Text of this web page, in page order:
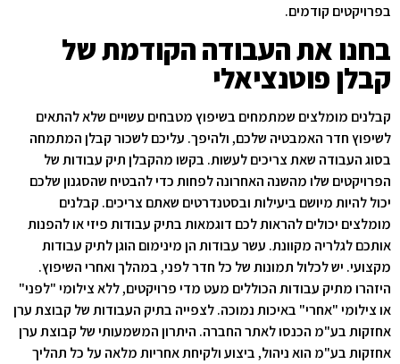
בפרויקטים קודמים.
בחנו את העבודה הקודמת של
קבלן פוטנציאלי
קבלנים מומלצים שמתמחים בשיפוץ מטבחים עשויים שלא להתאים
לשיפוץ חדר האמבטיה שלכם, ולהיפך. עליכם לשכור קבלן המתמחה
בסוג העבודה שאת צריכים לעשות. בקשו מהקבלן תיק עבודות של
הפרויקטים שלו מהשנה האחרונה לפחות כדי להבטיח שהסגנון שלכם
יכול להיות מיושם ביעילות ובסטנדרטים שאתם צריכים. קבלנים
מומלצים יכולים להראות לכם דוגמאות בתיק עבודות פיזי או להפנות
אותכם לגלריה מקוונת. עשר עבודות הן מינימום הוגן לתיק עבודות
מקצועי. יש לכלול תמונות של כל חדר לפני, במהלך ואחרי השיפוץ.
היזהרו מתיק עבודות הכוללים מעט מדי פרויקטים, ללא צילומי "לפני"
או צילומי "אחרי" באיכות נמוכה. לצפייה בתיק העבודות של קבוצת ערן
אחזקות בע"מ הכנסו לאתר החברה. היתרון המשמעותי של קבוצת ערן
אחזקות בע"מ הוא ניהול, ביצוע ולקיחת אחריות מלאה על כל תהליך